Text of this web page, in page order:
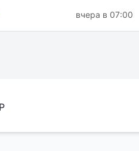
вчера в 07:00